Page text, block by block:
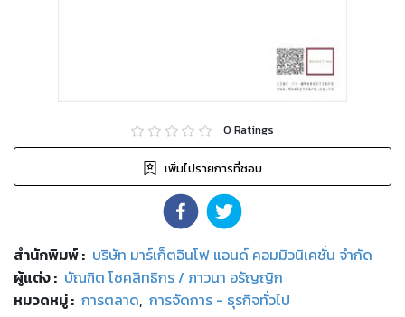
0 Ratings
เพิ่มไปรายการที่ชอบ
สำนักพิมพ์: บริษัท มาร์เก็ตอินโฟ แอนด์ คอมมิวนิเคชั่น จำกัด
ผู้แต่ง : บัณฑิต โชคสิทธิกร / ภาวนา อรัญญิก
หมวดหมู่: การตลาด, การจัดการ - ธุรกิจทั่วไป